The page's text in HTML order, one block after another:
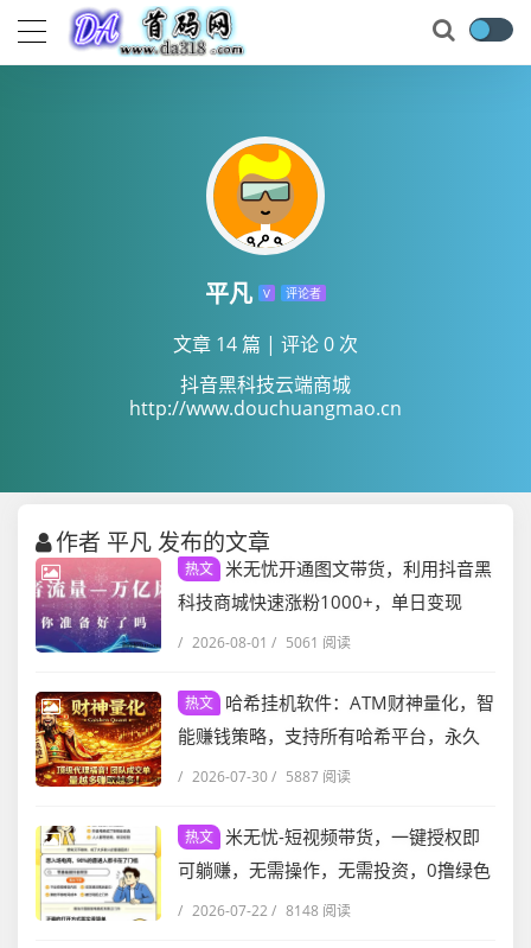
平凡 V 评论者
文章 14 篇 | 评论 0 次
抖音黑科技云端商城
http://www.douchuangmao.cn
作者 平凡 发布的文章
热文 米无忧开通图文带货，利用抖音黑
科技商城快速涨粉1000+，单日变现
2W！
/ 2026-08-01 / 5061 阅读
热文
哈希挂机软件：ATM财神量化，智
能赚钱策略，支持所有哈希平台，永久
躺赚！
/ 2026-07-30/ 5887 阅读
热文 米无忧-短视频带货，一键授权即
可躺赚，无需操作，无需投资，0撸绿色
正规！
/ 2026-07-22 / 8148 阅读